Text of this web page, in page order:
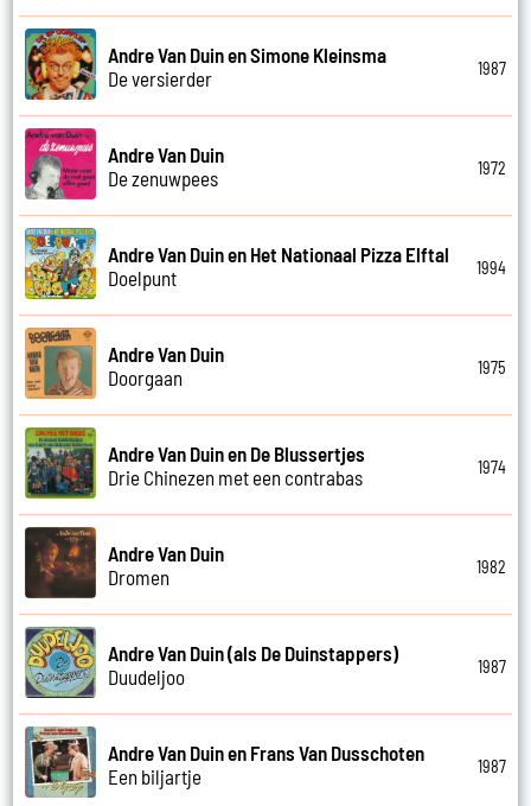
Andre Van Duin en Simone Kleinsma
De versierder
1987
Andre Van Duin
De zenuwpees
1972
Andre Van Duin en Het Nationaal Pizza Elftal
Doelpunt
1994
Andre Van Duin
Doorgaan
1975
Andre Van Duin en De Blussertjes
Drie Chinezen met een contrabas
1974
Andre Van Duin
Dromen
1982
Andre Van Duin (als De Duinstappers)
Duudeljoo
1987
Andre Van Duin en Frans Van Dusschoten
Een biljartje
1987